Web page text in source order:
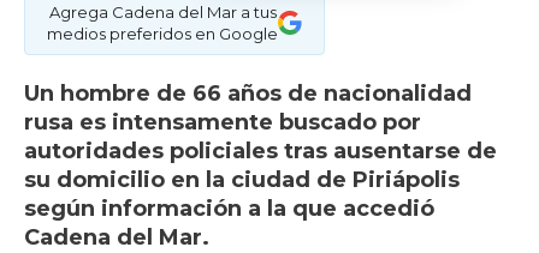
Agrega Cadena del Mar a tus
medios preferidos en Google
Un hombre de 66 años de nacionalidad
rusa es intensamente buscado por
autoridades policiales tras ausentarse de
su domicilio en la ciudad de Piriápolis
según información a la que accedió
Cadena del Mar.